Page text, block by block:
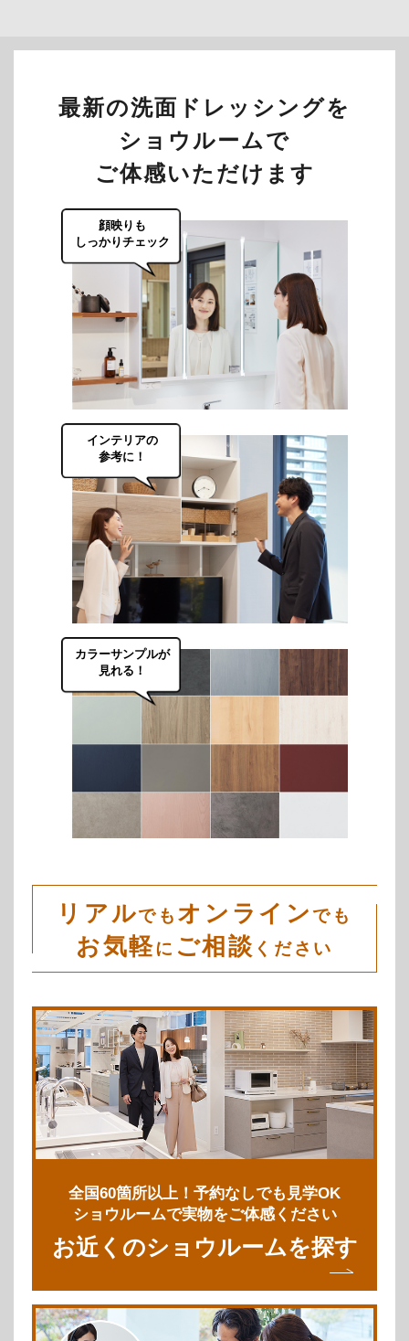
最新の洗面ドレッシングを
ショウルームで
ご体感いただけます
顔映りも
しっかりチェック
インテリアの
参考に！
カラーサンプルが
見れる！
リアルでも オンラインでも
お気軽に ご相談 ください
全国60箇所以上！予約なしでも見学OK
ショウルームで実物をご体感ください
お近くのショウルームを探す